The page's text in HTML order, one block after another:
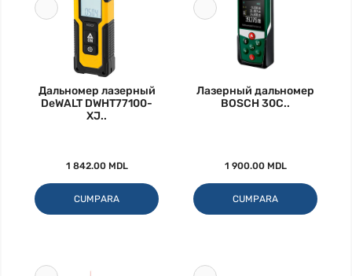
Дальномер лазерный
DeWALT DWHT77100-
XJ..
1 842.00 MDL
CUMPARA
Лазерный дальномер
BOSCH 30C..
1 900.00 MDL
CUMPARA